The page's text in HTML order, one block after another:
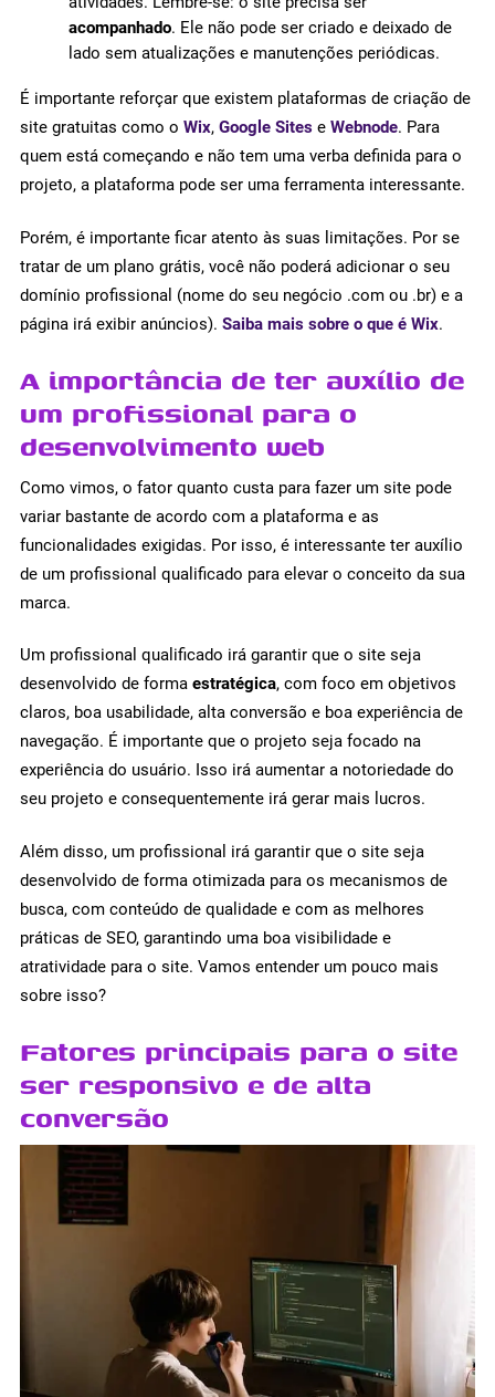
acompanhado. Ele não pode ser criado e deixado de
lado sem atualizações e manutenções periódicas.
É importante reforçar que existem plataformas de criação de
site gratuitas como o Wix, Google Sites e Webnode. Para
quem está começando e não tem uma verba definida para o
projeto, a plataforma pode ser uma ferramenta interessante.
Porém, é importante ficar atento às suas limitações. Por se
tratar de um plano grátis, você não poderá adicionar o seu
domínio profissional (nome do seu negócio .com ou .br) e a
página irá exibir anúncios). Saiba mais sobre o que é Wix.
A importância de ter auxílio de
um profissional para o
desenvolvimento web
Como vimos, o fator quanto custa para fazer um site pode
variar bastante de acordo com a plataforma e as
funcionalidades exigidas. Por isso, é interessante ter auxílio
de um profissional qualificado para elevar o conceito da sua
marca.
Um profissional qualificado irá garantir que o site seja
desenvolvido de forma estratégica, com foco em objetivos
claros, boa usabilidade, alta conversão e boa experiência de
navegação. É importante que o projeto seja focado na
experiência do usuário. Isso irá aumentar a notoriedade do
seu projeto e consequentemente irá gerar mais lucros.
Além disso, um profissional irá garantir que o site seja
desenvolvido de forma otimizada para os mecanismos de
busca, com conteúdo de qualidade e com as melhores
práticas de SEO, garantindo uma boa visibilidade e
atratividade para o site. Vamos entender um pouco mais
sobre isso?
Fatores principais para o site
ser responsivo e de alta
conversão